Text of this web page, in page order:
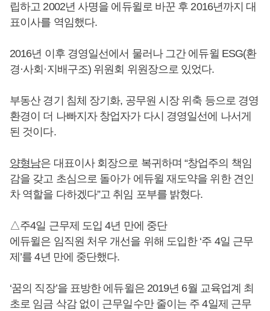
립하고 2002년 사명을 에듀윌로 바꾼 후 2016년까지 대
표이사를 역임했다.
2016년 이후 경영일선에서 물러나 그간 에듀윌 ESG(환
경·사회·지배구조) 위원회 위원장으로 있었다.
부동산 경기 침체 장기화, 공무원 시장 위축 등으로 경영
환경이 더 나빠지자 창업자가 다시 경영일선에 나서게
된 것이다.
양형남은 대표이사 회장으로 복귀하며 “창업주의 책임
감을 갖고 초심으로 돌아가 에듀윌 재도약을 위한 견인
차 역할을 다하겠다”고 취임 포부를 밝혔다.
△주4일 근무제 도입 4년 만에 중단
에듀윌은 임직원 처우 개선을 위해 도입한 ‘주 4일 근무
제’를 4년 만에 중단했다.
‘꿈의 직장’을 표방한 에듀윌은 2019년 6월 교육업계 최
초로 임금 삭감 없이 근무일수만 줄이는 주 4일제 근무